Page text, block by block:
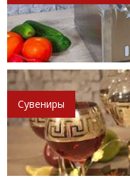
Сувениры